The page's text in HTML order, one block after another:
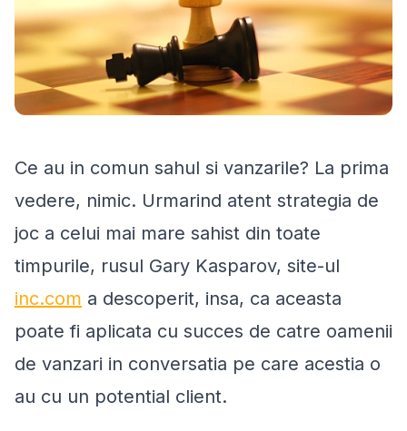
Ce au in comun sahul si vanzarile? La prima
vedere, nimic. Urmarind atent strategia de
joc a celui mai mare sahist din toate
timpurile, rusul Gary Kasparov, site-ul
inc.com a descoperit, insa, ca aceasta
poate fi aplicata cu succes de catre oamenii
de vanzari in conversatia pe care acestia o
au cu un potential client.